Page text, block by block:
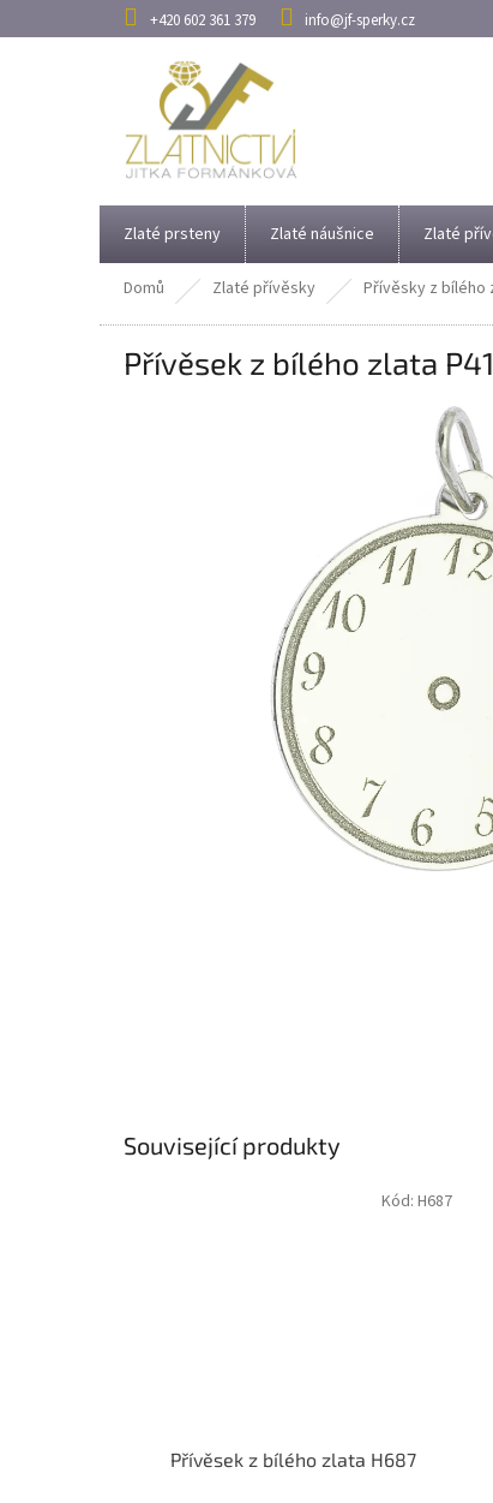
na
+420 602 361 379 info@jf-sperky.cz
Zlaté prsteny Zlaté náušnice Zlaté
Domů Zlaté přívěsky Přívěsky z bílého
Přívěsek z bílého zlata
Související produkty
Přívěsek z bílého zlata H687
Kód: H687